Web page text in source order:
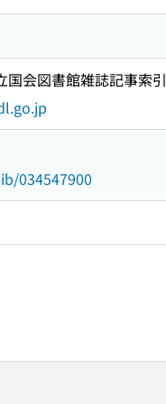
国会図書館雑誌記事索引
034547900